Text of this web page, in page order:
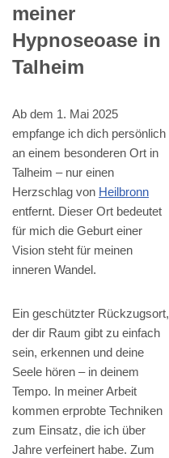
meiner
Hypnoseoase in
Talheim
Ab dem 1. Mai 2025
empfange ich dich persönlich
an einem besonderen Ort in
Talheim – nur einen
Herzschlag von Heilbronn
entfernt. Dieser Ort bedeutet
für mich die Geburt einer
Vision steht für meinen
inneren Wandel.
Ein geschützter Rückzugsort,
der dir Raum gibt zu einfach
sein, erkennen und deine
Seele hören – in deinem
Tempo. In meiner Arbeit
kommen erprobte Techniken
zum Einsatz, die ich über
Jahre verfeinert habe. Zum